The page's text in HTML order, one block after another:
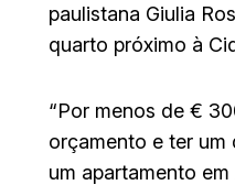
paulistana Giulia
quarto próximo à
“Por menos de €
orçamento e ter um
um apartamento